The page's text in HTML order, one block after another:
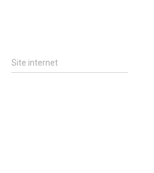
Site internet